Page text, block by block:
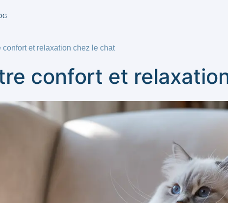
confort et relaxation chez le chat
confort et